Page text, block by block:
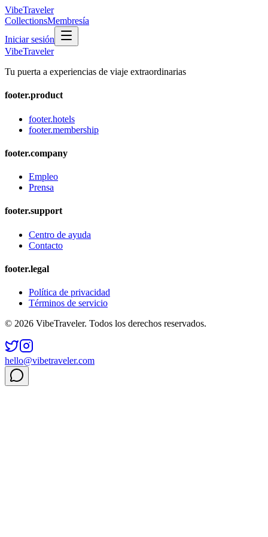
VibeTraveler
CollectionsMembresía
Iniciar sesión
VibeTraveler
Tu puerta a experiencias de viaje extraordinarias
footer.product
footer.hotels
footer.membership
footer.company
Empleo
Prensa
footer.support
Centro de ayuda
Contacto
footer.legal
Política de privacidad
Términos de servicio
© 2026 VibeTraveler. Todos los derechos reservados.
hello@vibetraveler.com